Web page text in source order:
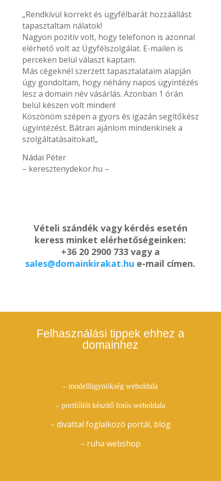
„Rendkívül korrekt és ügyfélbarát hozzáállást
tapasztaltam nálatok!
Nagyon pozitív volt, hogy telefonon is azonnal
elérhető volt az Ügyfélszolgálat. E-mailen is
perceken belül választ kaptam.
Más cégeknél szerzett tapasztalataim alapján
úgy gondoltam, hogy néhány napos ügyintézés
lesz a domain név vásárlás. Azonban 1 órán
belül készen volt minden!
Köszönöm szépen a gyors és igazán segítőkész
ügyintézést. Bátran ajánlom mindenkinek a
szolgáltatásaitokat!„
Nádai Péter
– keresztenydekor.hu –
Vételi szándék vagy kérdés esetén
keress minket elérhetőségeinken:
+36 20 2900 733 vagy a
sales@domainkirakat.hu e-mail címen.
Felhasználási tippek ehhez a
domainhez
– modellügynökség weboldala
– portfóliót készítő fotós weboldala
– divattal foglalkozó portál, blog
– ruha webshop